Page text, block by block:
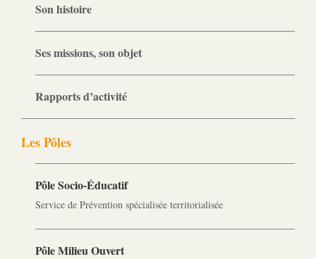
Son histoire
Ses missions, son objet
Rapports d’activité
Les Pôles
Pôle Socio-­Éducatif
Service de Prévention spécialisée territorialisée
Pôle Milieu Ouvert